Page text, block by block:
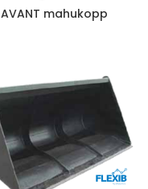
AVANT mahukopp